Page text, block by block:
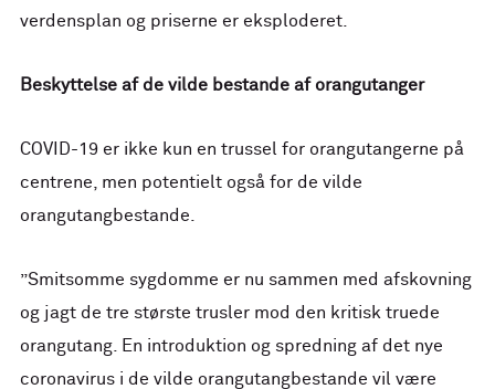
verdensplan og priserne er eksploderet.
Beskyttelse af de vilde bestande af orangutanger
COVID-19 er ikke kun en trussel for orangutangerne på
centrene, men potentielt også for de vilde
orangutangbestande.
”Smitsomme sygdomme er nu sammen med afskovning
og jagt de tre største trusler mod den kritisk truede
orangutang. En introduktion og spredning af det nye
coronavirus i de vilde orangutangbestande vil være